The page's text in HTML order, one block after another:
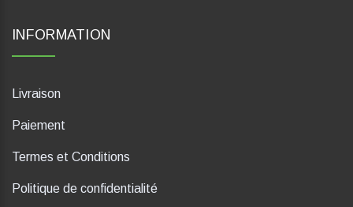
INFORMATION
Livraison
Paiement
Termes et Conditions
Politique de confidentialité